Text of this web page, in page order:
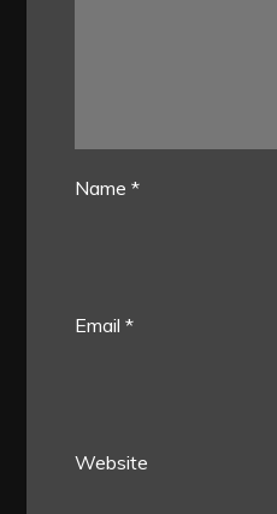
Name*
Email*
Website